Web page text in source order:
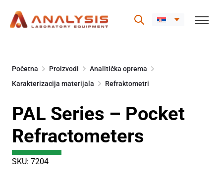
content
Početna Proizvodi
Analitička oprema
Karakterizacija materijala
Refraktometri
PAL Series – Pocket
Refractometers
SKU: 7204